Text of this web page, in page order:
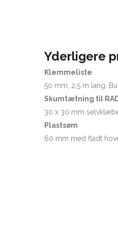
Yderligere
Klemmeliste
50 mm, 2,5 m lang.
Skumtætning til RAD
30 x 30 mm
Plastsøm
60 mm med fladt